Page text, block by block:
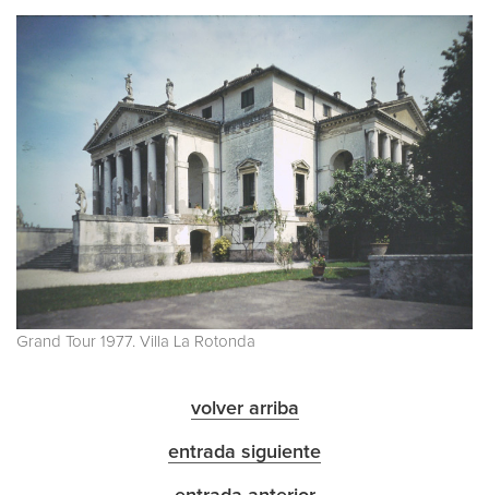
Grand Tour 1977. Villa La Rotonda
volver arriba
entrada siguiente